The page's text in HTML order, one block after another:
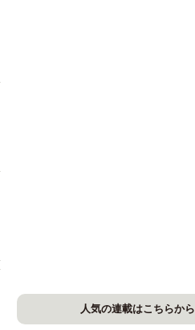
人気の連載はこちらから